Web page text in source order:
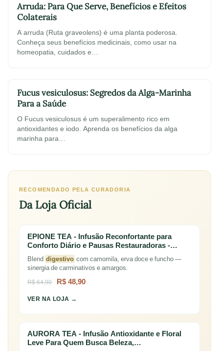
Arruda: Para Que Serve, Benefícios e Efeitos
Colaterais
A arruda (Ruta graveolens) é uma planta poderosa.
Conheça seus benefícios medicinais, como usar na
homeopatia, cuidados e…
Fucus vesiculosus: Segredos da Alga-Marinha
Para a Saúde
O Fucus vesiculosus é um superalimento rico em
antioxidantes e iodo. Aprenda os benefícios da alga
marinha para…
RECOMENDADO PELA CURADORIA
Da Loja Oficial
EPIONE TEA - Infusão Reconfortante para
Conforto Diário e Pausas Restauradoras -…
Blend digestivo com camomila, erva doce e funcho —
sinergia de carminativos e amargos.
R$ 64,90
R$ 48,90
VER NA LOJA →
AURORA TEA - Infusão Antioxidante e Floral
Leve Para Quem Busca Beleza,…